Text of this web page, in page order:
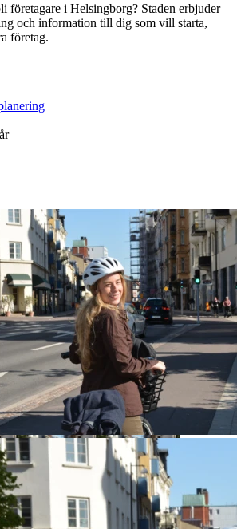
företagare i Helsingborg? Staden erbjuder
och information till dig som vill starta,
företag.